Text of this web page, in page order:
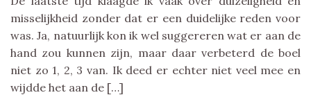
misselijkheid zonder dat er een duidelijke reden voor
was. Ja, natuurlijk kon ik wel suggereren wat er aan de
hand zou kunnen zijn, maar daar verbeterd de boel
niet zo 1, 2, 3 van. Ik deed er echter niet veel mee en
wijdde het aan de […]